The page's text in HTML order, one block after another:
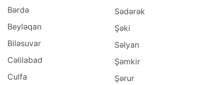
Bərdə
Beyləqan
Biləsuvar
Cəlilabad
Culfa
Sədərək
Şəki
Səlyan
Şəmkir
Şərur